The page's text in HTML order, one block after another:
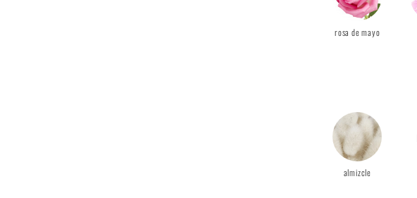
rosa de mayo
almizcle